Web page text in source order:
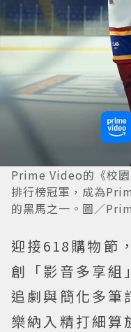
Prime Video的《校
排行榜冠軍，成為
的黑馬之一。圖／
迎接618購物節，
創「影音多享組
追劇與簡化多筆
樂納入精打細算